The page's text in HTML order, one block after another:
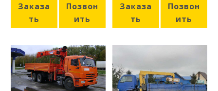
Заказа
ть
Позвон
ить
Заказа
ть
Позвон
ить